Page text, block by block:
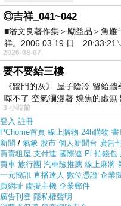
◎吉祥_041~042
■潘文良著作集＞勵益品＞魚
祥。2006.03.19.日
2026-08-07
要不要給三樓
《牆門的灰》 屋子陰冷 留給
噬不了 空氣瀰漫著 燒焦的虛無
3 小時前
登入 註冊
PChome首頁 線上購物 24h購物 書
新聞 / 氣象 股市 個人新聞台 廣告
買賣租屋 支付連 國際連 Pi 拍錢包
買車 旅行團 汽車險推薦 線上麻將
一元簡訊 直播達人 數位憑證 企業
買網址 虛擬主機 企業郵件
廣告刊登 隱私權聲明